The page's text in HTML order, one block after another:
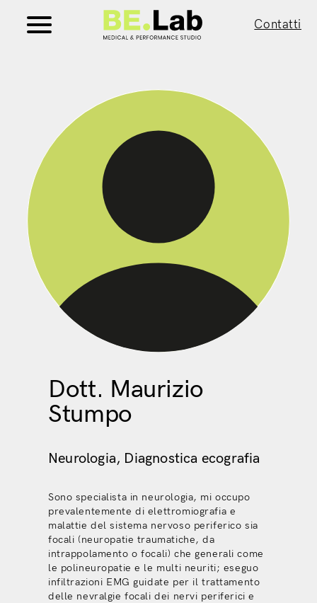
Contatti
Dott. Maurizio
Stumpo
Neurologia, Diagnostica ecografia
Sono specialista in neurologia, mi occupo
prevalentemente di elettromiografia e
malattie del sistema nervoso periferico sia
focali (neuropatie traumatiche, da
intrappolamento o focali) che generali come
le polineuropatie e le multi neuriti; eseguo
infiltrazioni EMG guidate per il trattamento
delle nevralgie focali dei nervi periferici e